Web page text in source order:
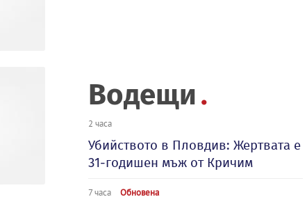
Водещи
2 часа
Убийството в Пловдив: Жертвата е
31-годишен мъж от Кричим
7 часа Обновена